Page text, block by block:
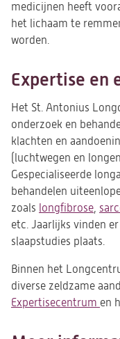
medicijnen heeft
het lichaam te
worden.
Expertise en
Het St. Antonius
onderzoek en
klachten en
(luchtwegen en
Gespecialiseerde
behandelen
zoals longfibrose,
etc. Jaarlijks vinden
slaapstudies plaats.
Binnen het
diverse zeldzame
Expertisecentrum en